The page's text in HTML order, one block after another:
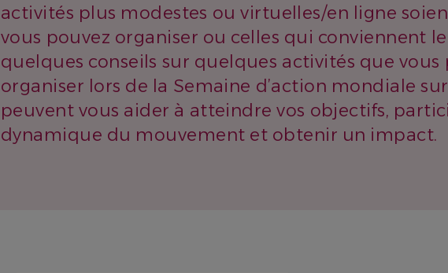
activités plus modestes ou virtuelles/en ligne
vous pouvez organiser ou celles qui conviennent
quelques conseils sur quelques activités que vous
organiser lors de la Semaine d’action mondiale
peuvent vous aider à atteindre vos objectifs,
dynamique du mouvement et obtenir un impact.